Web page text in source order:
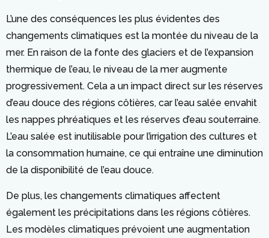
L’une des conséquences les plus évidentes des
changements climatiques est la montée du niveau de la
mer. En raison de la fonte des glaciers et de l’expansion
thermique de l’eau, le niveau de la mer augmente
progressivement. Cela a un impact direct sur les réserves
d’eau douce des régions côtières, car l’eau salée envahit
les nappes phréatiques et les réserves d’eau souterraine.
L’eau salée est inutilisable pour l’irrigation des cultures et
la consommation humaine, ce qui entraîne une diminution
de la disponibilité de l’eau douce.
De plus, les changements climatiques affectent
également les précipitations dans les régions côtières.
Les modèles climatiques prévoient une augmentation